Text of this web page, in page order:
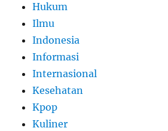
Hukum
Ilmu
Indonesia
Informasi
Internasional
Kesehatan
Kpop
Kuliner